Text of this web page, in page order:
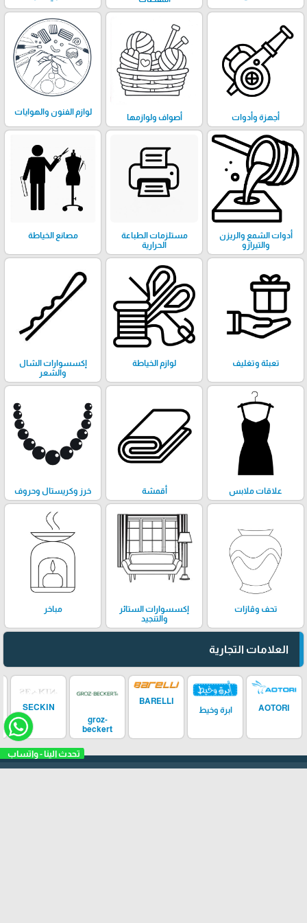
تحدث الينا - واتساب
أجهزة وأدوات أصواف ولوازمها
لوازم الفنون والهوايات
أدوات الشمع والريزن
والتيرازو
مستلزمات الطباعة
الحرارية
مصانع الخياطة
تعبئة وتغليف لوازم الخياطة
إكسسوارات الشال
والشعر
علاقات ملابس أقمشة خرز وكريستال وحروف
تحف وڤازات
إكسسوارات الستائر
والتنجيد
مباخر
العلامات التجارية
AOTORI ابرة وخيط
BARELLI
groz-
beckert
SECKIN